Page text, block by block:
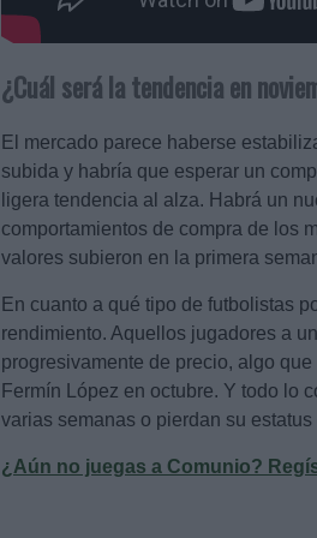
¿Cuál será la tendencia en
El mercado parece haberse
subida y habría que esperar un
ligera tendencia al alza. Habrá un
comportamientos de compra de los
valores subieron en la primera
En cuanto a qué tipo de futbolistas
rendimiento. Aquellos jugadores a
progresivamente de precio, algo
Fermín López en octubre. Y todo lo
varias semanas o pierdan su
¿Aún no juegas a Comunio?